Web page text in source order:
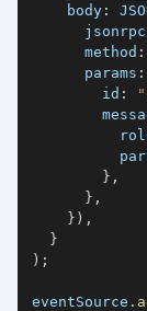
    body
:
      jsonrpc
      method
:
      params
:
        id
:
} ,
} ,
} ) ,
}
) ;
eventSource .